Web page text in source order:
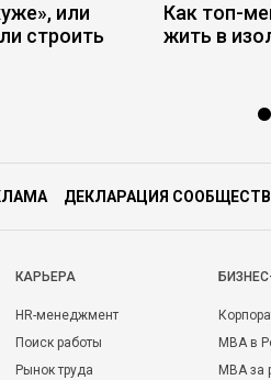
или
строить
Как топ-
жить в
ДЕКЛАРАЦИЯ
КАРЬЕРА
HR-менеджмент
Поиск работы
Рынок труда
MBA в
MBA